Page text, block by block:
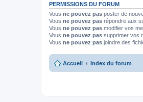
PERMISSIONS DU FORUM
Vous ne pouvez pas poster de
Vous ne pouvez pas répondre aux
Vous ne pouvez pas modifier vos
Vous ne pouvez pas supprimer vos
Vous ne pouvez pas joindre des
Accueil Index du forum